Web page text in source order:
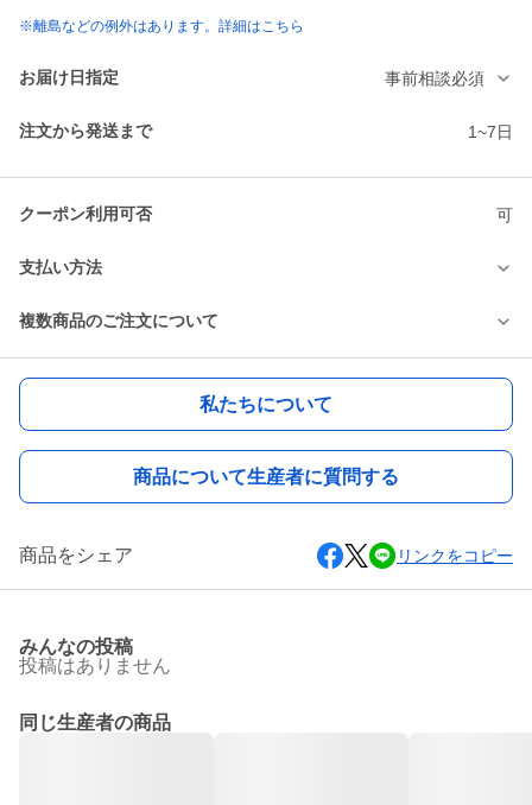
※離島などの例外はあります。詳細はこちら
お届け日指定 事前相談必須
注文から発送まで 1~7日
クーポン利用可否 可
支払い方法
複数商品のご注文について
私たちについて
商品について生産者に質問する
商品をシェア リンクをコピー
みんなの投稿
投稿はありません
同じ生産者の商品